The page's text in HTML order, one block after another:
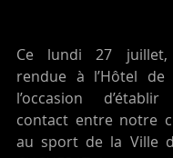
Ce lundi 27 juillet,
rendue à l’Hôtel de
l’occasion
contact entre notre
au sport de la Ville